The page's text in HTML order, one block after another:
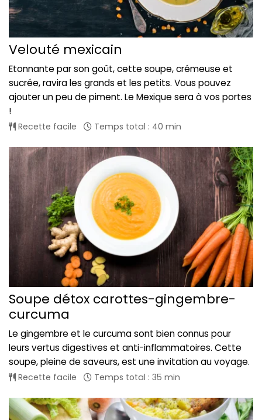
Velouté mexicain
Etonnante par son goût, cette soupe, crémeuse et
sucrée, ravira les grands et les petits. Vous pouvez
ajouter un peu de piment. Le Mexique sera à vos portes
!
Recette facile Temps total : 40 min
Soupe détox carottes-gingembre-
curcuma
Le gingembre et le curcuma sont bien connus pour
leurs vertus digestives et anti-inflammatoires. Cette
soupe, pleine de saveurs, est une invitation au voyage.
Recette facile Temps total : 35 min